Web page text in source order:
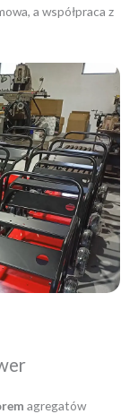
a współpraca z
agregatów